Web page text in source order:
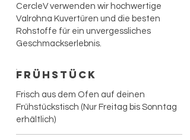
CercleV verwenden wir hochwertige
Valrohna Kuvertüren und die besten
Rohstoffe für ein unvergessliches
Geschmackserlebnis.
Frühstück
Frisch aus dem Ofen auf deinen
Frühstückstisch (Nur Freitag bis Sonntag
erhältlich)